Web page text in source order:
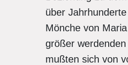
über
Mönche von
größer
mußten sich von